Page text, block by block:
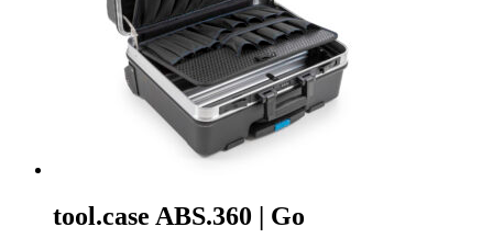
tool.case ABS.360 | Go